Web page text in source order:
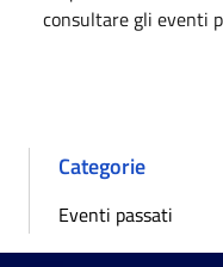
consultare gli eventi
Categorie
Eventi passati